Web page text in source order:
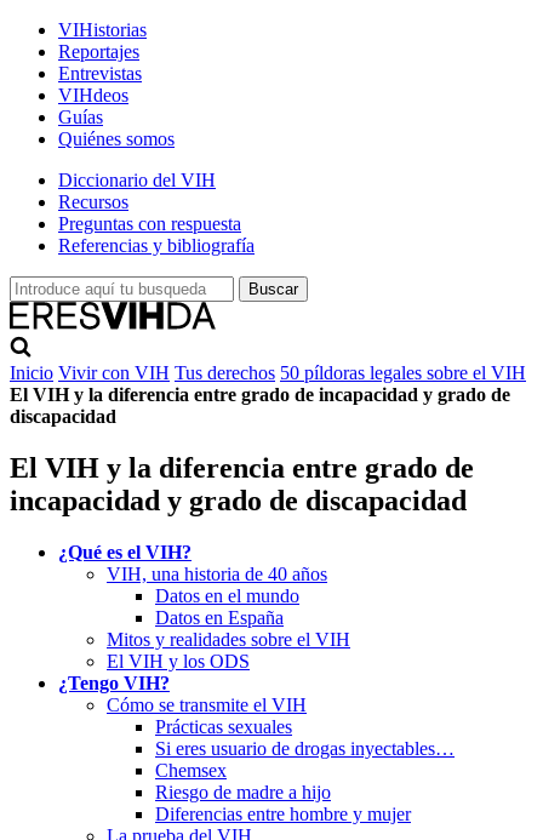
VIHistorias
Reportajes
Entrevistas
VIHdeos
Guías
Quiénes somos
Diccionario del VIH
Recursos
Preguntas con respuesta
Referencias y bibliografía
Inicio Vivir con VIH Tus derechos 50 píldoras legales sobre el VIH
El VIH y la diferencia entre grado de incapacidad y grado de
discapacidad
El VIH y la diferencia entre grado de
incapacidad y grado de discapacidad
¿Qué es el VIH?
VIH, una historia de 40 años
Datos en el mundo
Datos en España
Mitos y realidades sobre el VIH
El VIH y los ODS
¿Tengo VIH?
Cómo se transmite el VIH
Prácticas sexuales
Si eres usuario de drogas inyectables…
Chemsex
Riesgo de madre a hijo
Diferencias entre hombre y mujer
La prueba del VIH